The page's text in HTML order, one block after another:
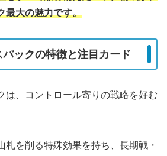
最大の魅力です。
パックの特徴と注目カード
は、コントロール寄りの戦略を好む
札を削る特殊効果を持ち、長期戦・